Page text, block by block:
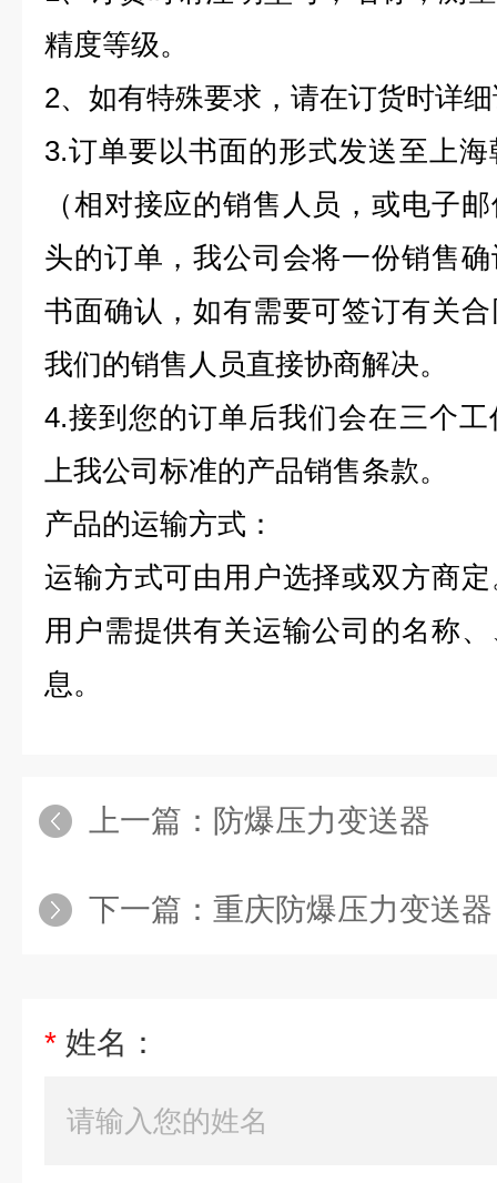
精度等级。
2、如有特殊要求，请在订货时详
3.订单要以书面的形式发送至上
（相对接应的销售人员，或电子
头的订单，我公司会将一份销售
书面确认，如有需要可签订有关
我们的销售人员直接协商解决。
4.接到您的订单后我们会在三个
上我公司标准的产品销售条款。
产品的运输方式：
运输方式可由用户选择或双方商
用户需提供有关运输公司的名称
息。
上一篇： 防爆压力变送器
下一篇： 重庆防爆压力变送器
* 姓名：